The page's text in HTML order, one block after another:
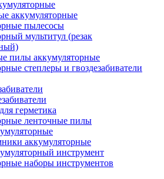
аккумуляторные
пылесосы
мультитул (резак
пилы аккумуляторные
степлеры и гвоздезабиватели
герметика
ленточные пилы
аккумуляторные
инструмент
наборы инструментов